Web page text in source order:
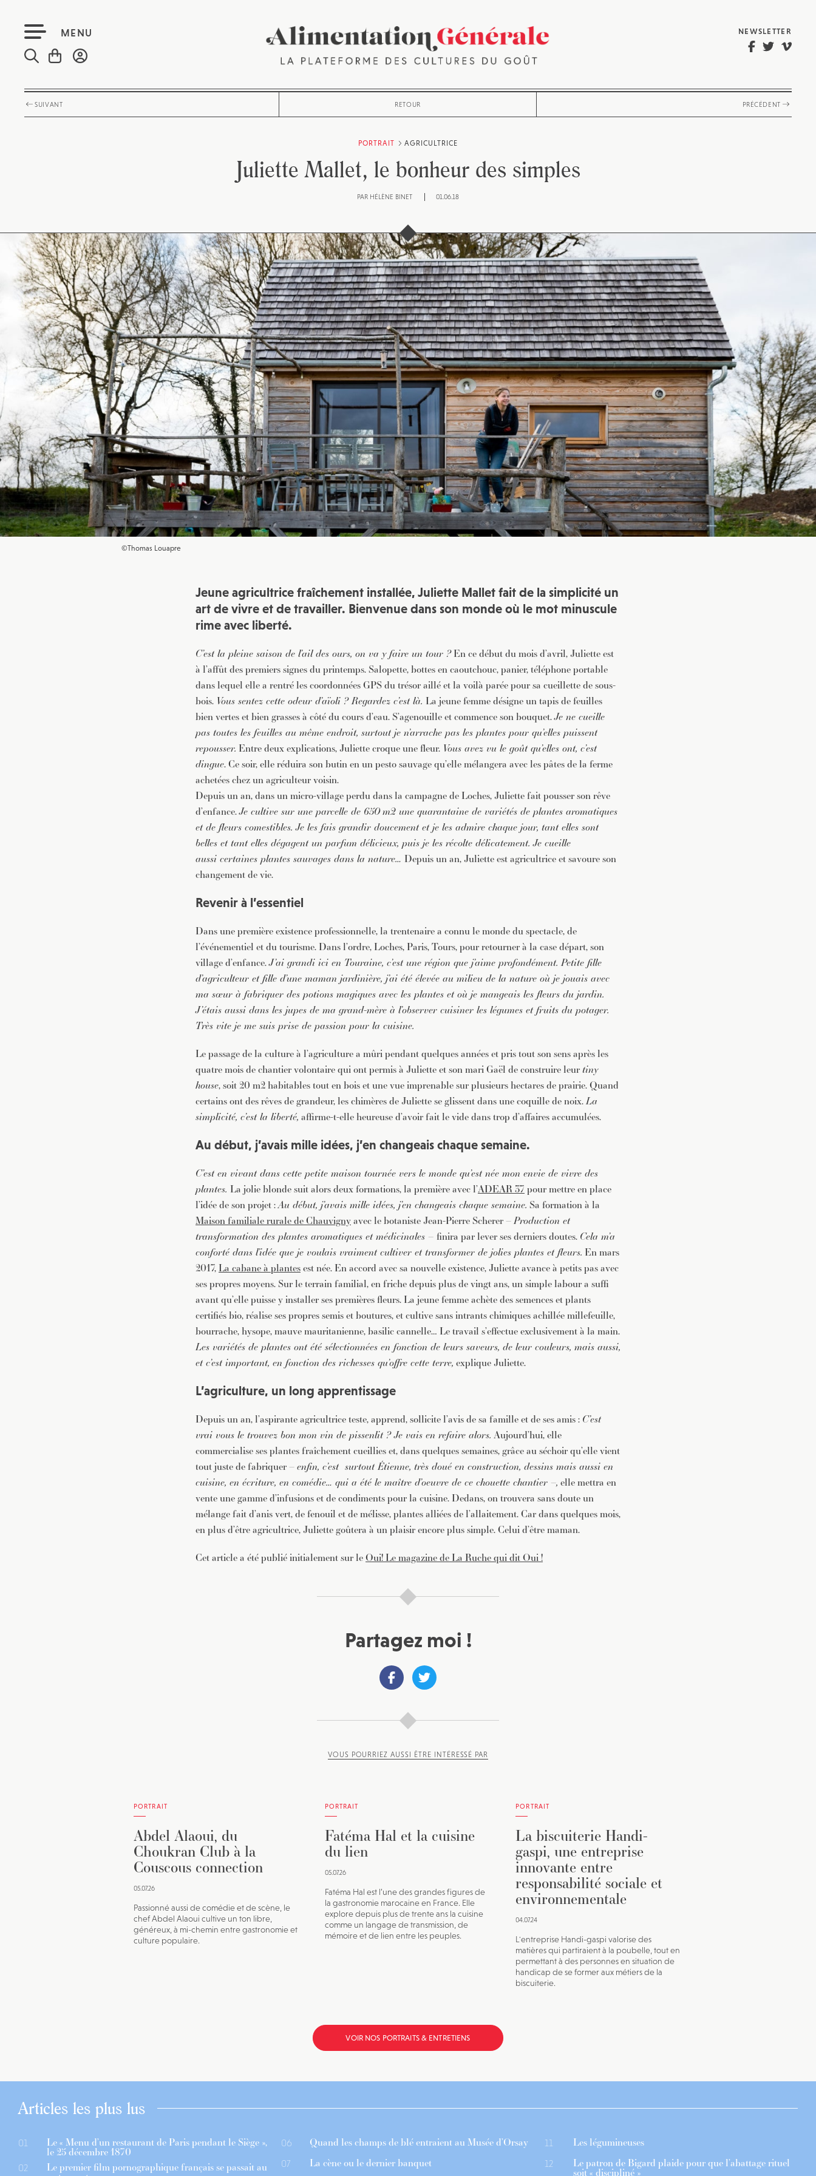
MENU NEWSLETTER
SUIVANT RETOUR PRÉCÉDENT
PORTRAIT AGRICULTRICE
Juliette Mallet, le bonheur des simples
PAR HÉLÈNE BINET 01.06.18
©Thomas Louapre
Jeune agricultrice fraîchement installée, Juliette Mallet fait de la simplicité un
art de vivre et de travailler. Bienvenue dans son monde où le mot minuscule
rime avec liberté.
C’est la pleine saison de l’ail des ours, on va y faire un tour ?En ce début du mois d’avril, Juliette est
à l’affût des premiers signes du printemps.Salopette, bottes en caoutchouc, panier, téléphone portable
dans lequel elle a rentré les coordonnées GPS du trésor aillé et la voilà parée pour sa cueillette de sous-
bois. Vous sentez cette odeur d’aïoli ? Regardez c’est là. La jeune femme désigne un tapis de feuilles
bien vertes et bien grasses à côté du cours d’eau. S’agenouille et commence son bouquet.Je ne cueille
pas toutes les feuilles au même endroit, surtout je n’arrache pas les plantes pour qu’elles puissent
repousser. Entre deux explications, Juliette croque une fleur. Vous avez vu le goût qu’elles ont, c’est
dingue. Ce soir, elle réduira son butin en un pesto sauvage qu’elle mélangera avec les pâtes de la ferme
achetées chez un agriculteur voisin.
Depuis un an, dans un micro-village perdu dans la campagne de Loches, Juliette fait pousser son rêve
d’enfance.Je cultive sur une parcelle de 650 m2 une quarantaine de variétés de plantes aromatiques
et de fleurs comestibles. Je les fais grandir doucement et je les admire chaque jour, tant elles sont
belles et tant elles dégagent un parfum délicieux, puis je les récolte délicatement. Je cueille
aussi certaines plantes sauvages dans la nature… Depuis un an, Juliette est agricultrice et savoure son
changement de vie.
Revenir à l’essentiel
Dans une première existence professionnelle, la trentenaire a connu le monde du spectacle, de
l’événementiel et du tourisme. Dans l’ordre, Loches, Paris, Tours, pour retourner à la case départ, son
village d’enfance.J’ai grandi ici en Touraine, c’est une région que j’aime profondément. Petite fille
d’agriculteur et fille d’une maman jardinière, j’ai été élevée au milieu de la nature où je jouais avec
ma sœur à fabriquer des potions magiques avec les plantes et où je mangeais les fleurs du jardin.
J’étais aussi dans les jupes de ma grand-mère à l’observer cuisiner les légumes et fruits du potager.
Très vite je me suis prise de passion pour la cuisine.
Le passage de la culture à l’agriculture a mûri pendant quelques années et pris tout son sens après les
quatre mois de chantier volontaire qui ont permis à Juliette et son mari Gaël de construire leurtiny
house, soit 20 m2 habitables tout en bois et une vue imprenable sur plusieurs hectares de prairie. Quand
certains ont des rêves de grandeur, les chimères de Juliette se glissent dans une coquille de noix.La
simplicité, c’est la liberté, affirme-t-elle heureuse d’avoir fait le vide dans trop d’affaires accumulées.
Au début, j’avais mille idées, j’en changeais chaque semaine.
C’est en vivant dans cette petite maison tournée vers le monde qu’est née mon envie de vivre des
plantes. La jolie blonde suit alors deux formations, la première avec l’ADEAR 37 pour mettre en place
l’idée de son projet :Au début, j’avais mille idées, j’en changeais chaque semaine. Sa formation à la
Maison familiale rurale de Chauvignyavec le botaniste Jean-Pierre Scherer –Production et
transformation des plantes aromatiques et médicinales – finira par lever ses derniers doutes. Cela m’a
conforté dans l’idée que je voulais vraiment cultiver et transformer de jolies plantes et fleurs. En mars
2017,La cabane à plantesest née.En accord avec sa nouvelle existence, Juliette avance à petits pas avec
ses propres moyens. Sur le terrain familial, en friche depuis plus de vingt ans, un simple labour a suffi
avant qu’elle puisse y installer ses premières fleurs. La jeune femme achète des semences et plants
certifiés bio, réalise ses propres semis et boutures, et cultive sans intrants chimiques achillée millefeuille,
bourrache, hysope, mauve mauritanienne, basilic cannelle… Le travail s’effectue exclusivement à la main.
Les variétés de plantes ont été sélectionnées en fonction de leurs saveurs, de leur couleurs, mais aussi,
et c’est important, en fonction des richesses qu’offre cette terre, explique Juliette.
L’agriculture, un long apprentissage
Depuis un an, l’aspirante agricultrice teste, apprend, sollicite l’avis de sa famille et de ses amis : C’est
vrai vous le trouvez bon mon vin de pissenlit ? Je vais en refaire alors. Aujourd’hui, elle
commercialise ses plantes fraîchement cueillies et, dans quelques semaines, grâce au séchoir qu’elle vient
tout juste de fabriquer –enfin, c’est surtout Étienne, très doué en construction, dessins mais aussi en
cuisine, en écriture, en comédie… qui a été le maître d’oeuvre de ce chouette chantier –, elle mettra en
vente une gamme d’infusions et de condiments pour la cuisine. Dedans, on trouvera sans doute un
mélange fait d’anis vert, de fenouil et de mélisse, plantes alliées de l’allaitement. Car dans quelques mois,
en plus d’être agricultrice, Juliette goûtera à un plaisir encore plus simple. Celui d’être maman.
Cet article a été publié initialement sur leOui! Le magazine de La Ruche qui dit Oui !
Partagez moi !
VOUS POURRIEZ AUSSI ÊTRE INTÉRESSÉ PAR
PORTRAIT
Abdel Alaoui, du
Choukran Club à la
Couscous connection
05.07.26
Passionné aussi de comédie et de scène, le
chef Abdel Alaoui cultive un ton libre,
généreux, à mi-chemin entre gastronomie et
culture populaire.
PORTRAIT
Fatéma Hal et la cuisine
du lien
05.07.26
Fatéma Hal est l’une des grandes figures de
la gastronomie marocaine en France. Elle
explore depuis plus de trente ans la cuisine
comme un langage de transmission, de
mémoire et de lien entre les peuples.
PORTRAIT
La biscuiterie Handi-
gaspi, une entreprise
innovante entre
responsabilité sociale et
environnementale
04.07.24
L'entreprise Handi-gaspi valorise des
matières qui partiraient à la poubelle, tout en
permettant à des personnes en situation de
handicap de se former aux métiers de la
biscuiterie.
VOIR NOS PORTRAITS & ENTRETIENS
Articles les plus lus
01 Le « Menu d’un restaurant de Paris pendant le Siège »,
le 25 décembre 1870
02 Le premier film pornographique français se passait au
06 Quand les champs de blé entraient au Musée d’Orsay
07 La cène ou le dernier banquet
11 Les légumineuses
12 Le patron de Bigard plaide pour que l’abattage rituel
soit « discipliné »
JE M'INSCRIS À LA NEWSLETTER
Pour recevoir toutes les deux semaines notre lettre d’info avec une
sélection d’articles …